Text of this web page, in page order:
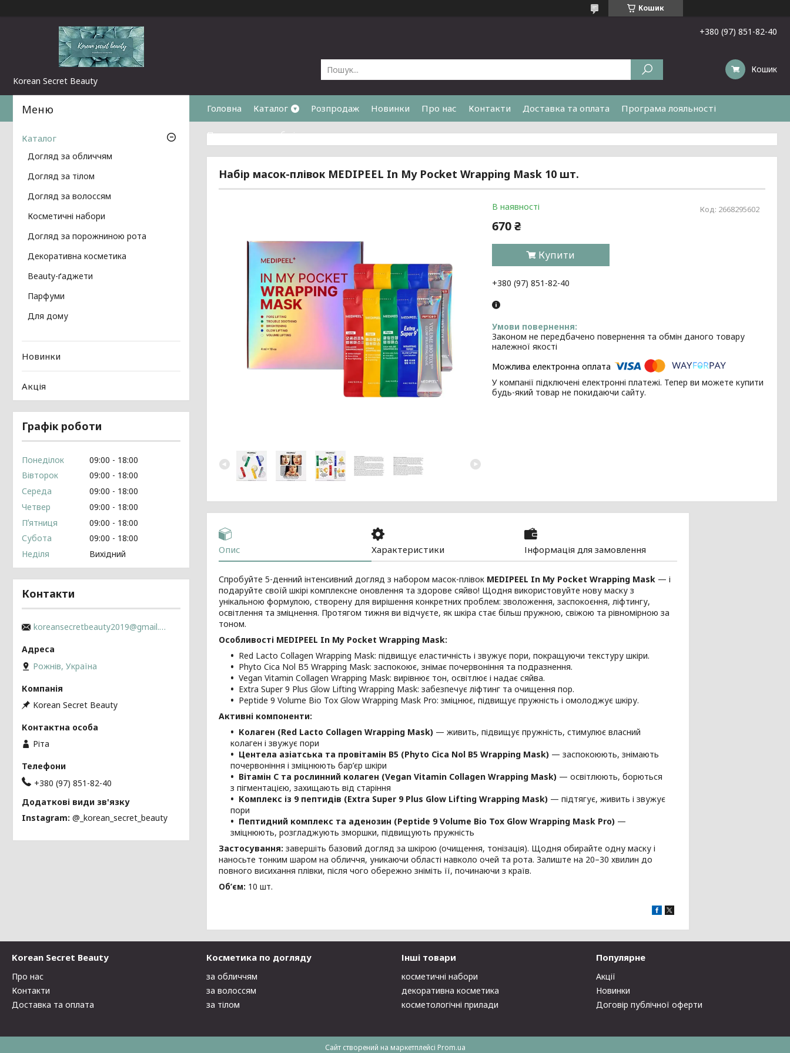
Кошик
Korean Secret Beauty
+380 (97) 851-82-40
Кошик
Головна Каталог Розпродаж Новинки Про нас Контакти Доставка та оплата Програма лояльності
Повернення та обмін
Набір масок-плівок MEDIPEEL In My Pocket Wrapping Mask 10 шт.
В наявності Код: 2668295602
670 ₴
Купити
+380 (97) 851-82-40
Законом не передбачено повернення та обмін даного товару
належної якості
У компанії підключені електронні платежі. Тепер ви можете купити
будь-який товар не покидаючи сайту.
Опис Характеристики Інформація для замовлення
Спробуйте 5-денний інтенсивний догляд з набором масок-плівок MEDIPEEL In My Pocket Wrapping Mask — і
подаруйте своїй шкірі комплексне оновлення та здорове сяйво! Щодня використовуйте нову маску з
унікальною формулою, створену для вирішення конкретних проблем: зволоження, заспокоєння, ліфтингу,
освітлення та зміцнення. Протягом тижня ви відчуєте, як шкіра стає більш пружною, свіжою та рівномірною за
тоном.
Особливості MEDIPEEL In My Pocket Wrapping Mask:
Red Lacto Collagen Wrapping Mask: підвищує еластичність і звужує пори, покращуючи текстуру шкіри.
Phyto Cica Nol B5 Wrapping Mask: заспокоює, знімає почервоніння та подразнення.
Vegan Vitamin Collagen Wrapping Mask: вирівнює тон, освітлює і надає сяйва.
Extra Super 9 Plus Glow Lifting Wrapping Mask: забезпечує ліфтинг та очищення пор.
Peptide 9 Volume Bio Tox Glow Wrapping Mask Pro: зміцнює, підвищує пружність і омолоджує шкіру.
Активні компоненти:
Колаген (Red Lacto Collagen Wrapping Mask) — живить, підвищує пружність, стимулює власний
колаген і звужує пори
Центела азіатська та провітамін B5 (Phyto Cica Nol B5 Wrapping Mask) — заспокоюють, знімають
почервоніння і зміцнюють бар’єр шкіри
Вітамін C та рослинний колаген (Vegan Vitamin Collagen Wrapping Mask) — освітлюють, борються
з пігментацією, захищають від старіння
Комплекс із 9 пептидів (Extra Super 9 Plus Glow Lifting Wrapping Mask) — підтягує, живить і звужує
пори
Пептидний комплекс та аденозин (Peptide 9 Volume Bio Tox Glow Wrapping Mask Pro) —
зміцнюють, розгладжують зморшки, підвищують пружність
Застосування: завершіть базовий догляд за шкірою (очищення, тонізація). Щодня обирайте одну маску і
наносьте тонким шаром на обличчя, уникаючи області навколо очей та рота. Залиште на 20–30 хвилин до
повного висихання плівки, після чого обережно зніміть її, починаючи з країв.
Об’єм: 10 шт.
Каталог
Догляд за обличчям
Догляд за тілом
Догляд за волоссям
Косметичні набори
Догляд за порожниною рота
Декоративна косметика
Beauty-ґаджети
Парфуми
Для дому
Новинки
Акція
Графік роботи
Понеділок 09:00
18:00
Вівторок
09:00
18:00
Середа
09:00
18:00
Четвер
09:00
18:00
Пʼятниця
09:00
18:00
Субота
09:00
18:00
Неділя
Вихідний
Контакти
koreansecretbeauty2019@gmail.com
Рожнів, Україна
Korean Secret Beauty
Ріта
+380 (97) 851-82-40
Instagram @_korean_secret_beauty
Korean Secret Beauty
Про нас
Контакти
Доставка та оплата
Косметика по догляду
за обличчям
за волоссям
за тілом
Інші товари
косметичні набори
декоративна косметика
косметологічні прилади
Популярне
Акції
Новинки
Договір публічної оферти
Сайт створений на маркетплейсі Prom.ua